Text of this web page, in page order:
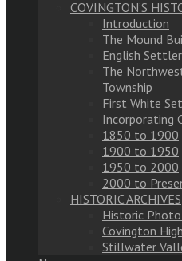
COVINGTON’S
Introduction
The Mound
English
The
Township
First White
Incorporating
1850 to 1900
1900 to 1950
1950 to 2000
2000 to
HISTORIC ARCHIVES
Historic
Covington
Stillwater